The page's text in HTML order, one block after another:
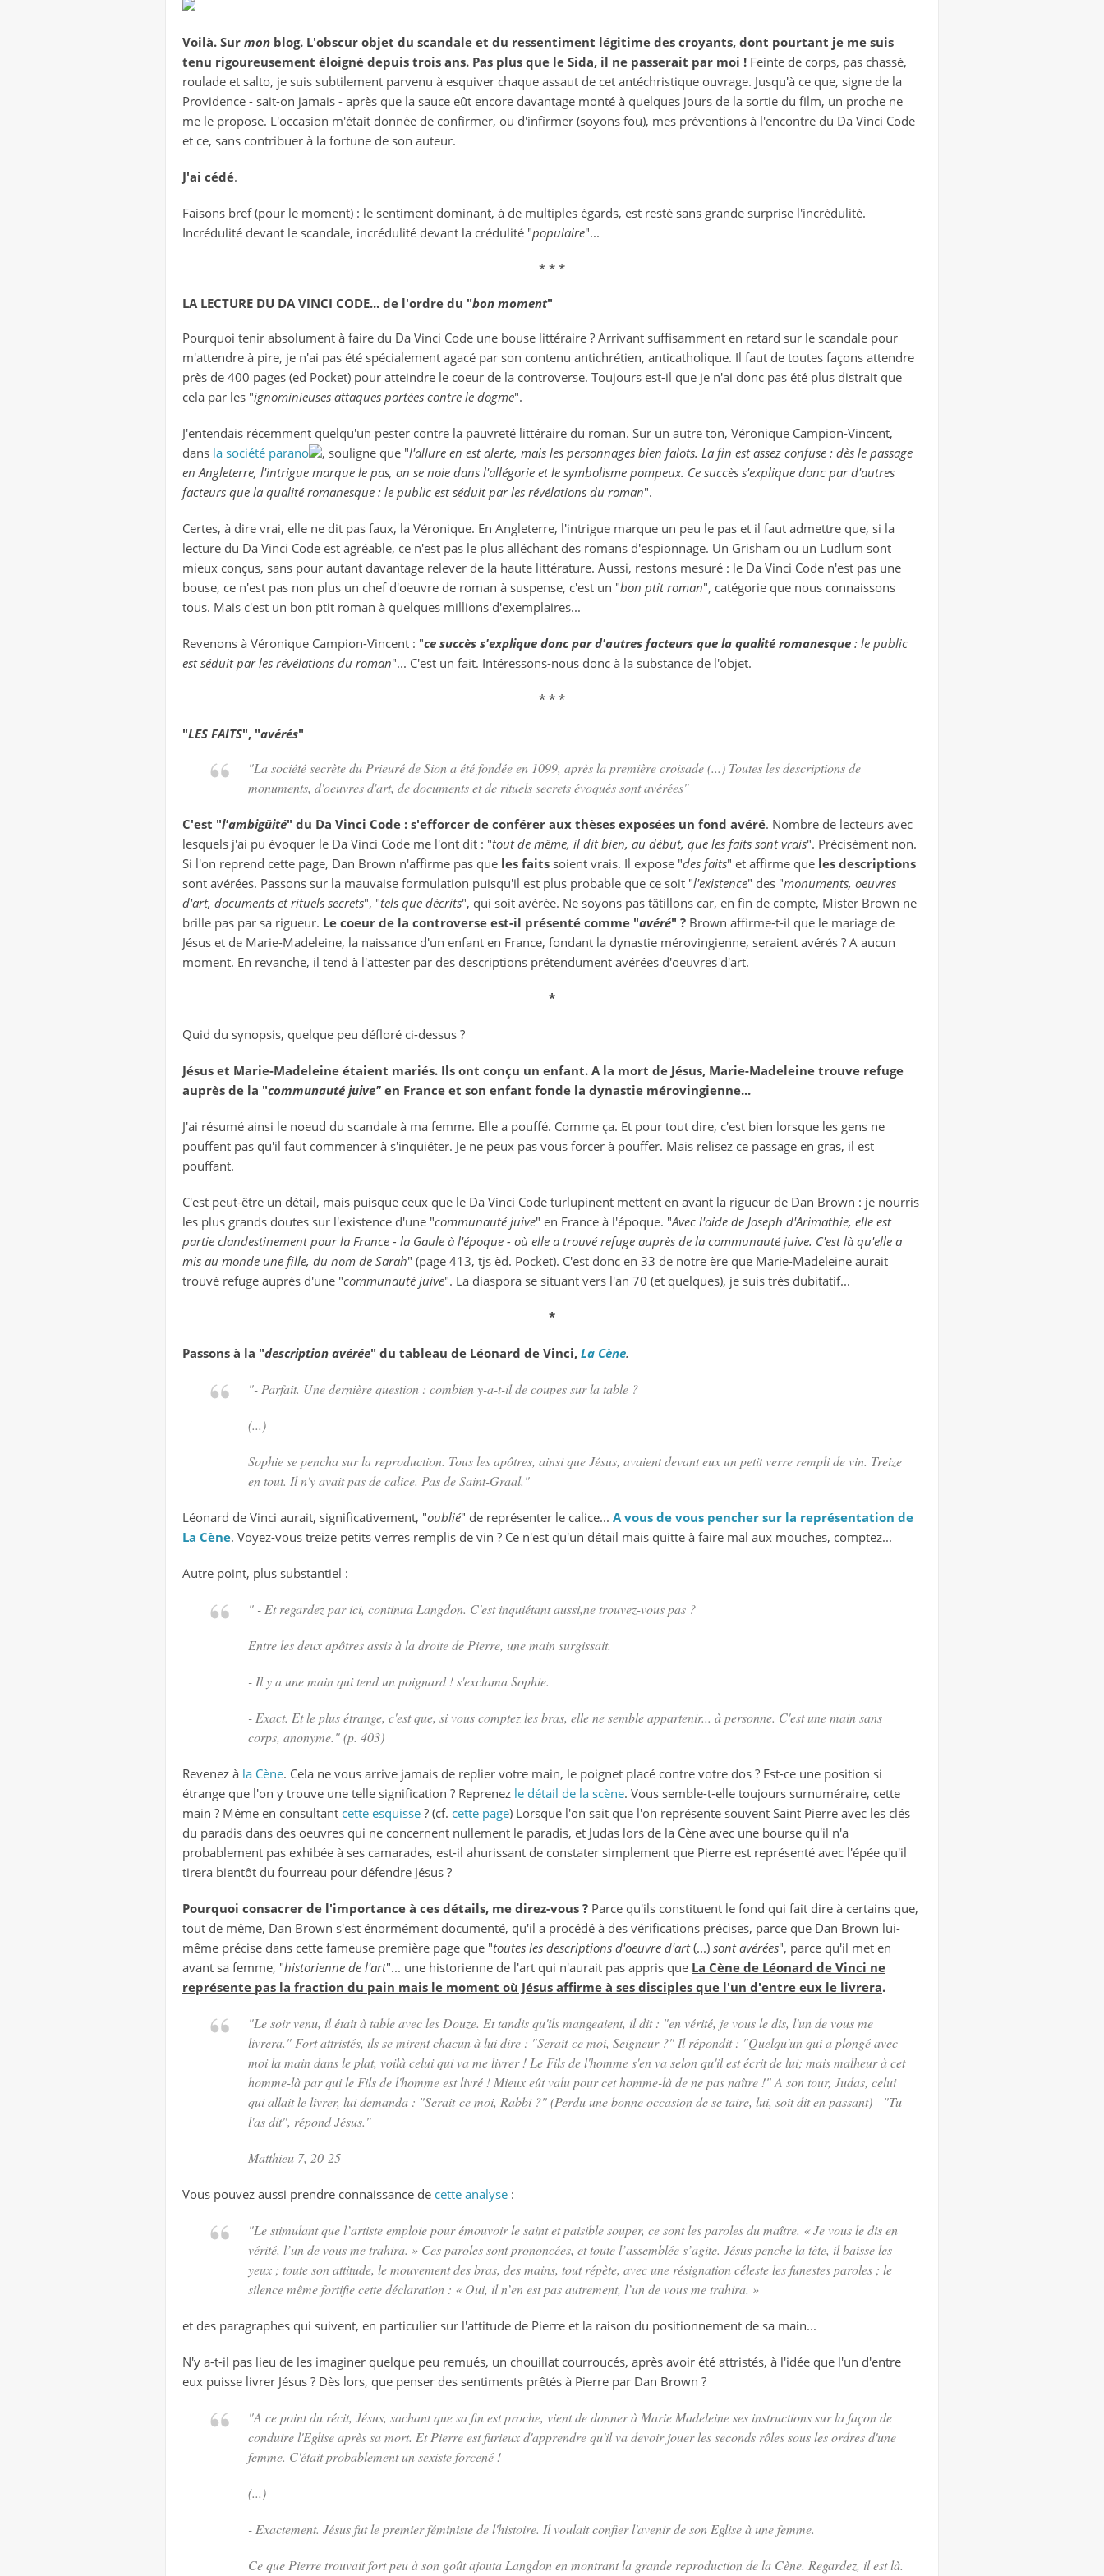
Voilà. Sur mon blog. L'obscur objet du scandale et du ressentiment légitime des croyants, dont pourtant je me suis
tenu rigoureusement éloigné depuis trois ans. Pas plus que le Sida, il ne passerait par moi ! Feinte de corps, pas chassé,
roulade et salto, je suis subtilement parvenu à esquiver chaque assaut de cet antéchristique ouvrage. Jusqu'à ce que, signe de la
Providence - sait-on jamais - après que la sauce eût encore davantage monté à quelques jours de la sortie du film, un proche ne
me le propose. L'occasion m'était donnée de confirmer, ou d'infirmer (soyons fou), mes préventions à l'encontre du Da Vinci Code
et ce, sans contribuer à la fortune de son auteur.
J'ai cédé.
Faisons bref (pour le moment) : le sentiment dominant, à de multiples égards, est resté sans grande surprise l'incrédulité.
Incrédulité devant le scandale, incrédulité devant la crédulité "populaire"...
* * *
LA LECTURE DU DA VINCI CODE... de l'ordre du "bon moment"
Pourquoi tenir absolument à faire du Da Vinci Code une bouse littéraire ? Arrivant suffisamment en retard sur le scandale pour
m'attendre à pire, je n'ai pas été spécialement agacé par son contenu antichrétien, anticatholique. Il faut de toutes façons attendre
près de 400 pages (ed Pocket) pour atteindre le coeur de la controverse. Toujours est-il que je n'ai donc pas été plus distrait que
cela par les "ignominieuses attaques portées contre le dogme".
J'entendais récemment quelqu'un pester contre la pauvreté littéraire du roman. Sur un autre ton, Véronique Campion-Vincent,
dans la société parano , souligne que "l'allure en est alerte, mais les personnages bien falots. La fin est assez confuse : dès le passage
en Angleterre, l'intrigue marque le pas, on se noie dans l'allégorie et le symbolisme pompeux. Ce succès s'explique donc par d'autres
facteurs que la qualité romanesque : le public est séduit par les révélations du roman".
Certes, à dire vrai, elle ne dit pas faux, la Véronique. En Angleterre, l'intrigue marque un peu le pas et il faut admettre que, si la
lecture du Da Vinci Code est agréable, ce n'est pas le plus alléchant des romans d'espionnage. Un Grisham ou un Ludlum sont
mieux conçus, sans pour autant davantage relever de la haute littérature. Aussi, restons mesuré : le Da Vinci Code n'est pas une
bouse, ce n'est pas non plus un chef d'oeuvre de roman à suspense, c'est un "bon ptit roman", catégorie que nous connaissons
tous. Mais c'est un bon ptit roman à quelques millions d'exemplaires...
Revenons à Véronique Campion-Vincent : "ce succès s'explique donc par d'autres facteurs que la qualité romanesque : le public
est séduit par les révélations du roman"... C'est un fait. Intéressons-nous donc à la substance de l'objet.
* * *
"LES FAITS", "avérés"
"La société secrète du Prieuré de Sion a été fondée en 1099, après la première croisade (...) Toutes les descriptions de
monuments, d'oeuvres d'art, de documents et de rituels secrets évoqués sont avérées"
C'est "l'ambigüité" du Da Vinci Code : s'efforcer de conférer aux thèses exposées un fond avéré. Nombre de lecteurs avec
lesquels j'ai pu évoquer le Da Vinci Code me l'ont dit : "tout de même, il dit bien, au début, que les faits sont vrais". Précisément non.
Si l'on reprend cette page, Dan Brown n'affirme pas que les faits soient vrais. Il expose "des faits" et affirme que les descriptions
sont avérées. Passons sur la mauvaise formulation puisqu'il est plus probable que ce soit "l'existence" des "monuments, oeuvres
d'art, documents et rituels secrets", "tels que décrits", qui soit avérée. Ne soyons pas tâtillons car, en fin de compte, Mister Brown ne
brille pas par sa rigueur. Le coeur de la controverse est-il présenté comme "avéré" ? Brown affirme-t-il que le mariage de
Jésus et de Marie-Madeleine, la naissance d'un enfant en France, fondant la dynastie mérovingienne, seraient avérés ? A aucun
moment. En revanche, il tend à l'attester par des descriptions prétendument avérées d'oeuvres d'art.
*
Quid du synopsis, quelque peu défloré ci-dessus ?
Jésus et Marie-Madeleine étaient mariés. Ils ont conçu un enfant. A la mort de Jésus, Marie-Madeleine trouve refuge
auprès de la "communauté juive" en France et son enfant fonde la dynastie mérovingienne...
J'ai résumé ainsi le noeud du scandale à ma femme. Elle a pouffé. Comme ça. Et pour tout dire, c'est bien lorsque les gens ne
pouffent pas qu'il faut commencer à s'inquiéter. Je ne peux pas vous forcer à pouffer. Mais relisez ce passage en gras, il est
pouffant.
C'est peut-être un détail, mais puisque ceux que le Da Vinci Code turlupinent mettent en avant la rigueur de Dan Brown : je nourris
les plus grands doutes sur l'existence d'une "communauté juive" en France à l'époque. "Avec l'aide de Joseph d'Arimathie, elle est
partie clandestinement pour la France - la Gaule à l'époque - où elle a trouvé refuge auprès de la communauté juive. C'est là qu'elle a
mis au monde une fille, du nom de Sarah" (page 413, tjs èd. Pocket). C'est donc en 33 de notre ère que Marie-Madeleine aurait
trouvé refuge auprès d'une "communauté juive". La diaspora se situant vers l'an 70 (et quelques), je suis très dubitatif...
*
Passons à la "description avérée" du tableau de Léonard de Vinci, La Cène.
"- Parfait. Une dernière question : combien y-a-t-il de coupes sur la table ?
(...)
Sophie se pencha sur la reproduction. Tous les apôtres, ainsi que Jésus, avaient devant eux un petit verre rempli de vin. Treize
en tout. Il n'y avait pas de calice. Pas de Saint-Graal."
Léonard de Vinci aurait, significativement, "oublié" de représenter le calice... A vous de vous pencher sur la représentation de
La Cène. Voyez-vous treize petits verres remplis de vin ? Ce n'est qu'un détail mais quitte à faire mal aux mouches, comptez...
Autre point, plus substantiel :
" - Et regardez par ici, continua Langdon. C'est inquiétant aussi,ne trouvez-vous pas ?
Entre les deux apôtres assis à la droite de Pierre, une main surgissait.
- Il y a une main qui tend unpoignard! s'exclama Sophie.
- Exact. Et le plus étrange, c'est que, si vous comptez les bras, elle ne semble appartenir... à personne. C'est une main sans
corps, anonyme." (p. 403)
Revenez à la Cène. Cela ne vous arrive jamais de replier votre main, le poignet placé contre votre dos ? Est-ce une position si
étrange que l'on y trouve une telle signification ? Reprenez le détail de la scène. Vous semble-t-elle toujours surnuméraire, cette
main ? Même en consultant cette esquisse ? (cf. cette page) Lorsque l'on sait que l'on représente souvent Saint Pierre avec les clés
du paradis dans des oeuvres qui ne concernent nullement le paradis, et Judas lors de la Cène avec une bourse qu'il n'a
probablement pas exhibée à ses camarades, est-il ahurissant de constater simplement que Pierre est représenté avec l'épée qu'il
tirera bientôt du fourreau pour défendre Jésus ?
Pourquoi consacrer de l'importance à ces détails, me direz-vous ? Parce qu'ils constituent le fond qui fait dire à certains que,
tout de même, Dan Brown s'est énormément documenté, qu'il a procédé à des vérifications précises, parce que Dan Brown lui-
même précise dans cette fameuse première page que "toutes les descriptions d'oeuvre d'art(...) sont avérées", parce qu'il met en
avant sa femme, "historienne de l'art"... une historienne de l'art qui n'aurait pas appris que La Cène de Léonard de Vinci ne
représente pas la fraction du pain mais le moment où Jésus affirme à ses disciples que l'un d'entre eux le livrera.
"Le soir venu, il était à table avec les Douze. Et tandis qu'ils mangeaient, il dit : "en vérité, je vous le dis, l'un de vous me
livrera." Fort attristés, ils se mirent chacun à lui dire : "Serait-ce moi, Seigneur ?" Il répondit : "Quelqu'un qui a plongé avec
moi la main dans le plat, voilà celui qui va me livrer ! Le Fils de l'homme s'en va selon qu'il est écrit de lui; mais malheur à cet
homme-là par qui le Fils de l'homme est livré ! Mieux eût valu pour cet homme-là de ne pas naître !"A son tour, Judas, celui
qui allait le livrer, lui demanda : "Serait-ce moi, Rabbi ?" (Perdu une bonne occasion de se taire, lui, soit dit en passant) - "Tu
l'as dit", répond Jésus."
Matthieu 7, 20-25
Vous pouvez aussi prendre connaissance de cette analyse :
"Le stimulant que l’artiste emploie pour émouvoir le saint et paisible souper, ce sont les paroles du maître. « Je vous le dis en
vérité, l’un de vous me trahira. » Ces paroles sont prononcées, et toute l’assemblée s’agite. Jésus penche la tète, il baisse les
yeux ; toute son attitude, le mouvement des bras, des mains, tout répète, avec une résignation céleste les funestes paroles ; le
silence même fortifie cette déclaration : « Oui, il n’en est pas autrement, l’un de vous me trahira. »
et des paragraphes qui suivent, en particulier sur l'attitude de Pierre et la raison du positionnement de sa main...
N'y a-t-il pas lieu de les imaginer quelque peu remués, un chouillat courroucés, après avoir été attristés, à l'idée que l'un d'entre
eux puisse livrer Jésus ? Dès lors, que penser des sentiments prêtés à Pierre par Dan Brown ?
"A ce point du récit, Jésus, sachant que sa fin est proche, vient de donner à Marie Madeleine ses instructions sur la façon de
conduire l'Eglise après sa mort. Et Pierre est furieux d'apprendre qu'il va devoir jouer les seconds rôles sous les ordres d'une
femme. C'était probablement un sexiste forcené !
(...)
- Exactement. Jésus fut le premier féministe de l'histoire. Il voulait confier l'avenir de son Eglise à une femme.
Ce que Pierre trouvait fort peu à son goût ajouta Langdon en montrant la grande reproduction de la Cène. Regardez, il est là.